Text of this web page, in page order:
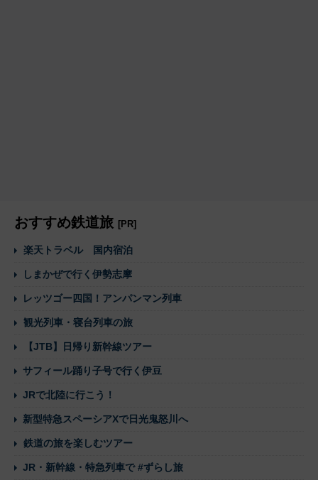
おすすめ鉄道旅 [PR]
楽天トラベル 国内宿泊
しまかぜで行く伊勢志摩
レッツゴー四国！アンパンマン列車
観光列車・寝台列車の旅
【JTB】日帰り新幹線ツアー
サフィール踊り子号で行く伊豆
JRで北陸に行こう！
新型特急スペーシアXで日光鬼怒川へ
鉄道の旅を楽しむツアー
JR・新幹線・特急列車で #ずらし旅